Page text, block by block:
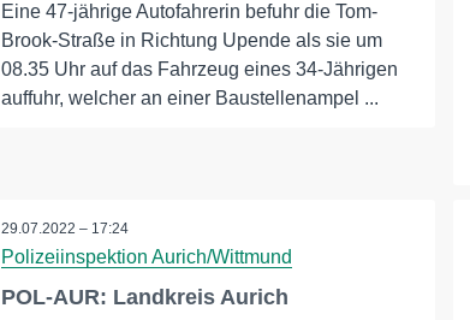
Eine 47-jährige Autofahrerin befuhr die Tom-
Brook-Straße in Richtung Upende als sie um
08.35 Uhr auf das Fahrzeug eines 34-Jährigen
auffuhr, welcher an einer Baustellenampel ...
29.07.2022 – 17:24
Polizeiinspektion Aurich/Wittmund
POL-AUR: Landkreis Aurich